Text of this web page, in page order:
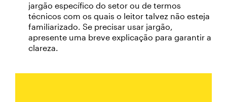
jargão específico do setor ou de termos
técnicos com os quais o leitor talvez não esteja
familiarizado. Se precisar usar jargão,
apresente uma breve explicação para garantir a
clareza.